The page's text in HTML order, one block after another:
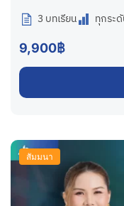
3 บทเรียน
ทุกระ
9,900฿
สัมมนา